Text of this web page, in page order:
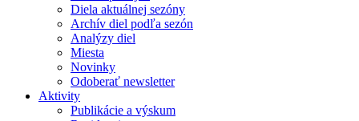
Diela aktuálnej sezóny
Archív diel podľa sezón
Analýzy diel
Miesta
Novinky
Odoberať newsletter
Aktivity
Publikácie a výskum